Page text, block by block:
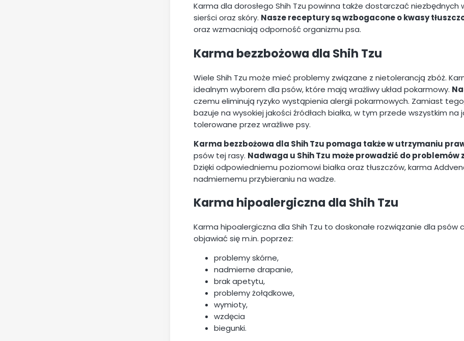
Karma dla dorosłego Shih Tzu powinna także dostarczać niezbędnych
sierści oraz skóry. Nasze receptury są wzbogacone o kwasy
oraz wzmacniają odporność organizmu psa.
Karma bezzbożowa dla Shih Tzu
Wiele Shih Tzu może mieć problemy związane z nietolerancją zbóż.
idealnym wyborem dla psów, które mają wrażliwy układ pokarmowy.
czemu eliminują ryzyko wystąpienia alergii pokarmowych. Zamiast
bazuje na wysokiej jakości źródłach białka, w tym przede wszystkim
tolerowane przez wrażliwe psy.
Karma bezzbożowa dla Shih Tzu pomaga także w utrzymaniu
psów tej rasy. Nadwaga u Shih Tzu może prowadzić do problemów
Dzięki odpowiedniemu poziomowi białka oraz tłuszczów, karma
nadmiernemu przybieraniu na wadze.
Karma hipoalergiczna dla Shih Tzu
Karma hipoalergiczna dla Shih Tzu to doskonałe rozwiązanie dla
objawiać się m.in. poprzez:
problemy skórne,
nadmierne drapanie,
brak apetytu,
problemy żołądkowe,
wymioty,
wzdęcia
biegunki.